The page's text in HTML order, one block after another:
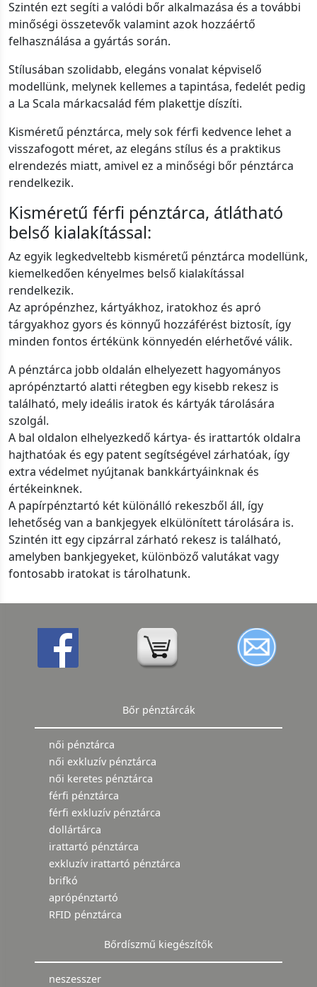
Szintén ezt segíti a valódi bőr alkalmazása és a további
minőségi összetevők valamint azok hozzáértő
felhasználása a gyártás során.
Stílusában szolidabb, elegáns vonalat képviselő
modellünk, melynek kellemes a tapintása, fedelét pedig
a La Scala márkacsalád fém plakettje díszíti.
Kisméretű pénztárca, mely sok férfi kedvence lehet a
visszafogott méret, az elegáns stílus és a praktikus
elrendezés miatt, amivel ez a minőségi bőr pénztárca
rendelkezik.
Kisméretű férfi pénztárca, átlátható
belső kialakítással:
Az egyik legkedveltebb kisméretű pénztárca modellünk,
kiemelkedően kényelmes belső kialakítással
rendelkezik.
Az aprópénzhez, kártyákhoz, iratokhoz és apró
tárgyakhoz gyors és könnyű hozzáférést biztosít, így
minden fontos értékünk könnyedén elérhetővé válik.
A pénztárca jobb oldalán elhelyezett hagyományos
aprópénztartó alatti rétegben egy kisebb rekesz is
található, mely ideális iratok és kártyák tárolására
szolgál.
A bal oldalon elhelyezkedő kártya- és irattartók oldalra
hajthatóak és egy patent segítségével zárhatóak, így
extra védelmet nyújtanak bankkártyáinknak és
értékeinknek.
A papírpénztartó két különálló rekeszből áll, így
lehetőség van a bankjegyek elkülönített tárolására is.
Szintén itt egy cipzárral zárható rekesz is található,
amelyben bankjegyeket, különböző valutákat vagy
fontosabb iratokat is tárolhatunk.
Bőr pénztárcák
női pénztárca
női exkluzív pénztárca
női keretes pénztárca
férfi pénztárca
férfi exkluzív pénztárca
dollártárca
irattartó pénztárca
exkluzív irattartó pénztárca
brifkó
aprópénztartó
RFID pénztárca
Bőrdíszmű kiegészítők
neszesszer